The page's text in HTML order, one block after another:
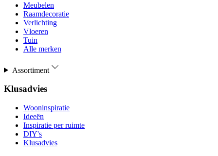
Meubelen
Raamdecoratie
Verlichting
Vloeren
Tuin
Alle merken
Assortiment
Klusadvies
Wooninspiratie
Ideeën
Inspiratie per ruimte
DIY's
Klusadvies